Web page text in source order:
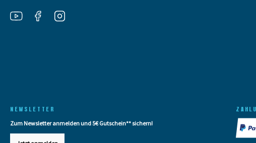
NEWSLETTER
Zum Newsletter anmelden und 5€ Gutschein** sichern!